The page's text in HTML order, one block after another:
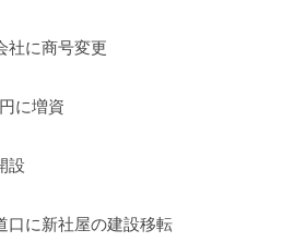
社に商号変更
に増資
設
口に新社屋の建設移転